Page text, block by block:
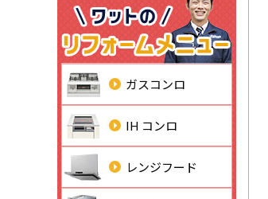
ガスコンロ
IH コンロ
レンジフード